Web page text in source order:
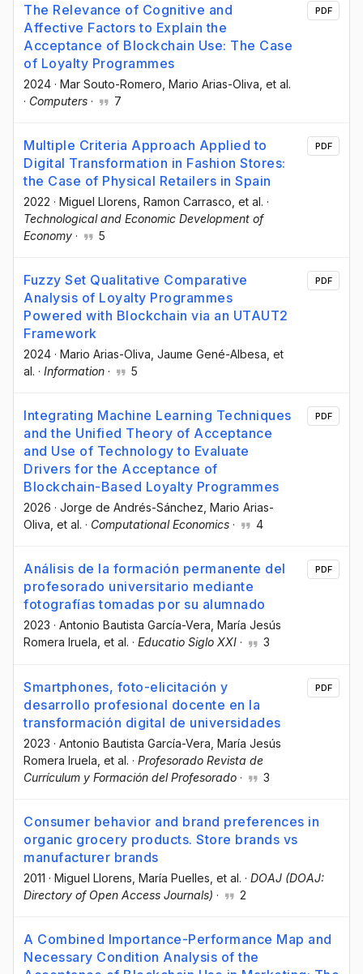
The Relevance of Cognitive and
Affective Factors to Explain the
Acceptance of Blockchain Use: The Case
of Loyalty Programmes
2024 · Mar Souto-Romero , Mario Arias-Oliva , et al.
· Computers · 7
PDF
Multiple Criteria Approach Applied to
Digital Transformation in Fashion Stores:
the Case of Physical Retailers in Spain
2022 · Miguel Llorens , Ramon Carrasco , et al. ·
Technological and Economic Development of
Economy · 5
PDF
Fuzzy Set Qualitative Comparative
Analysis of Loyalty Programmes
Powered with Blockchain via an UTAUT2
Framework
2024 · Mario Arias-Oliva , Jaume Gené-Albesa , et
al. · Information · 5
PDF
Integrating Machine Learning Techniques
and the Unified Theory of Acceptance
and Use of Technology to Evaluate
Drivers for the Acceptance of
Blockchain-Based Loyalty Programmes
2026 · Jorge de Andrés-Sánchez , Mario Arias-
Oliva , et al. · Computational Economics · 4
PDF
Análisis de la formación permanente del
profesorado universitario mediante
fotografías tomadas por su alumnado
2023 · Antonio Bautista García-Vera , María Jesús
Romera Iruela , et al. · Educatio Siglo XXI · 3
PDF
Smartphones, foto-elicitación y
desarrollo profesional docente en la
transformación digital de universidades
2023 · Antonio Bautista García-Vera , María Jesús
Romera Iruela , et al. · Profesorado Revista de
Currículum y Formación del Profesorado · 3
PDF
Consumer behavior and brand preferences in
organic grocery products. Store brands vs
manufacturer brands
2011 · Miguel Llorens , María Puelles , et al. · DOAJ (DOAJ:
Directory of Open Access Journals) · 2
A Combined Importance-Performance Map and
Necessary Condition Analysis of the